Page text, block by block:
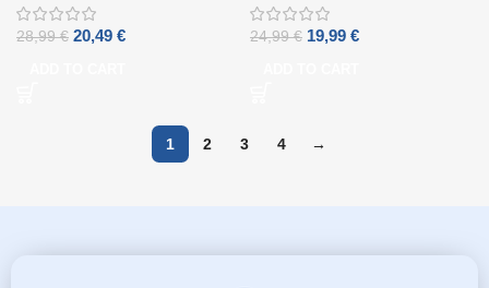
28,99€ 20,49 € 24,99€ 19,99 €
1 2 3 4 →